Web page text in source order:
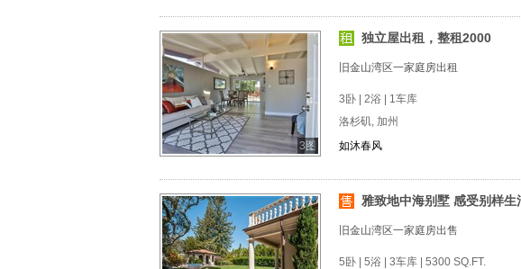
3图
独立屋出租，整租2000
旧金山湾区一家庭房出租
3卧 | 2浴 | 1车库
洛杉矶, 加州
如沐春风
雅致地中海别墅 感受别样生
旧金山湾区一家庭房出售
5卧 | 5浴 | 3车库 | 5300 SQ.FT.